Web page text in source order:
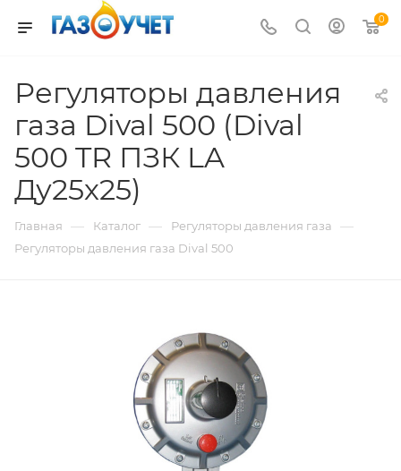
0
Регуляторы давления
газа Dival 500 (Dival
500 TR ПЗК LA
Ду25х25)
Главная — Каталог — Регуляторы давления газа —
Регуляторы давления газа Dival 500